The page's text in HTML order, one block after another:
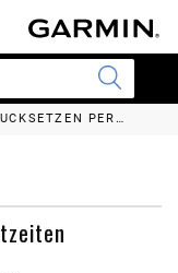
ZURÜCKSETZEN PERSÖNLICHER BESTZEITEN